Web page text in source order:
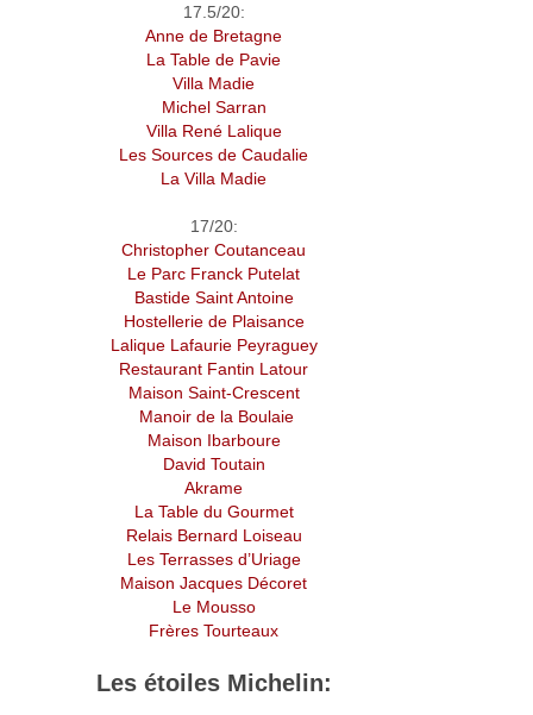
17.5/20:
Anne de Bretagne
La Table de Pavie
Villa Madie
Michel Sarran
Villa René Lalique
Les Sources de Caudalie
La Villa Madie
17/20:
Christopher Coutanceau
Le Parc Franck Putelat
Bastide Saint Antoine
Hostellerie de Plaisance
Lalique Lafaurie Peyraguey
Restaurant Fantin Latour
Maison Saint-Crescent
Manoir de la Boulaie
Maison Ibarboure
David Toutain
Akrame
La Table du Gourmet
Relais Bernard Loiseau
Les Terrasses d’Uriage
Maison Jacques Décoret
Le Mousso
Frères Tourteaux
Les étoiles Michelin: